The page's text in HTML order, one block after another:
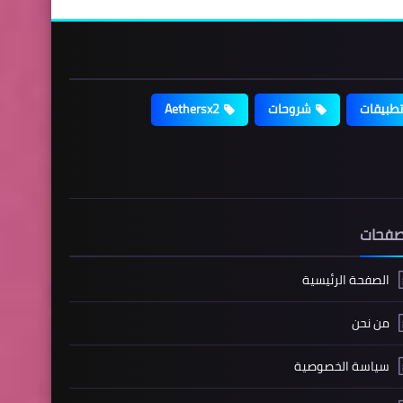
تطبيقات شروحات Aethersx2
الصفحة الرئيسية
من نحن
سياسة الخصوصية